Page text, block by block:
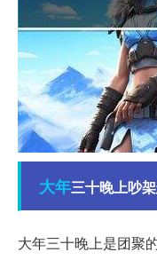
大年三十晚上吵
大年三十晚上是团聚